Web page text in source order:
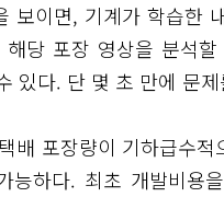
보이면, 기계가 학습한
당 포장 영상을 분석
있다. 단 몇 초 만에 문
포장량이 기하급수
하다. 최초 개발비용